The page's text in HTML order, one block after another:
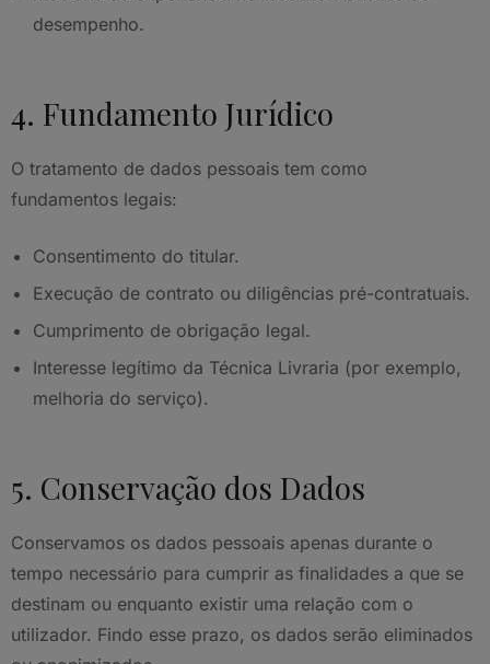
desempenho.
4. Fundamento Jurídico
O tratamento de dados pessoais tem como
fundamentos legais:
Consentimento do titular.
Execução de contrato ou diligências pré-contratuais.
Cumprimento de obrigação legal.
Interesse legítimo da Técnica Livraria (por exemplo,
melhoria do serviço).
5. Conservação dos Dados
Conservamos os dados pessoais apenas durante o
tempo necessário para cumprir as finalidades a que se
destinam ou enquanto existir uma relação com o
utilizador. Findo esse prazo, os dados serão eliminados